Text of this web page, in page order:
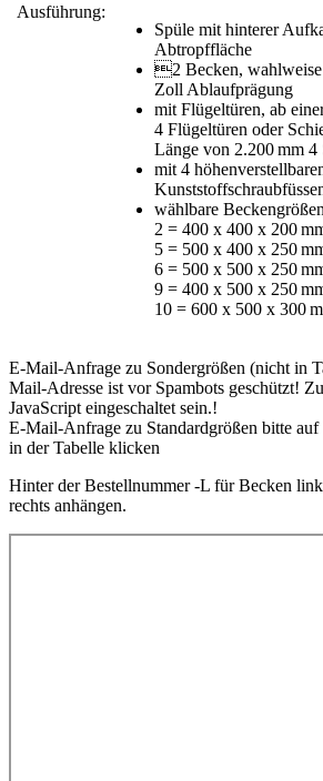
Ausführung:
Spüle mit hinterer
Abtropffläche
2 Becken, wahlweise
Zoll Ablaufprägung
mit Flügeltüren, ab
4 Flügeltüren oder
Länge von 2.200 mm 4
mit 4
wählbare
2 = 400 x 400 x 200
5 = 500 x 400 x 250
6 = 500 x 500 x 250
9 = 400 x 500 x 250
10 = 600 x 500 x 300
E-Mail-Anfrage zu Sondergrößen (nicht in
Mail-Adresse ist vor Spambots geschützt!
JavaScript eingeschaltet sein.!
E-Mail-Anfrage zu Standardgrößen bitte
in der Tabelle klicken
Hinter der Bestellnummer -L für Becken
rechts anhängen.